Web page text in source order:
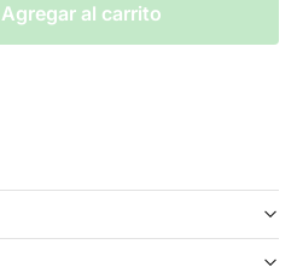
Agregar al carrito